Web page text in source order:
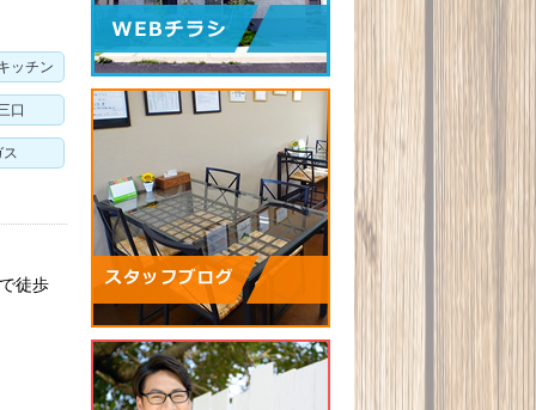
ッチン
口
ス
徒歩